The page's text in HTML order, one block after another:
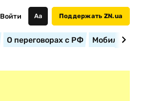
Войти Аа Поддержать ZN.ua
О переговорах с РФ